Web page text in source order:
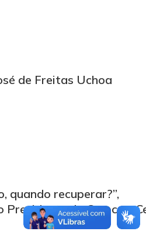
de Freitas Uchoa
quando recuperar?”,
do Corecon-